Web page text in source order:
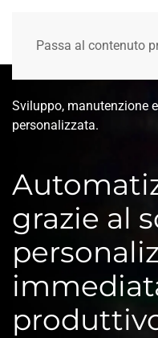
Passa al contenuto
Sviluppo, manutenzione
personalizzata.
grazie al